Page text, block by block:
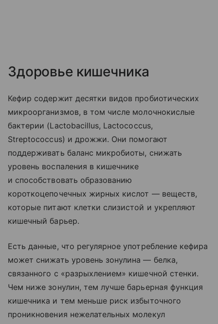
Здоровье кишечника
Кефир содержит десятки видов пробиотических
микроорганизмов, в том числе молочнокислые
бактерии (Lactobacillus, Lactococcus,
Streptococcus) и дрожжи. Они помогают
поддерживать баланс микробиоты, снижать
уровень воспаления в кишечнике
и способствовать образованию
короткоцепочечных жирных кислот — веществ,
которые питают клетки слизистой и укрепляют
кишечный барьер.
Есть данные, что регулярное употребление кефира
может снижать уровень зонулина — белка,
связанного с «разрыхлением» кишечной стенки.
Чем ниже зонулин, тем лучше барьерная функция
кишечника и тем меньше риск избыточного
проникновения нежелательных молекул